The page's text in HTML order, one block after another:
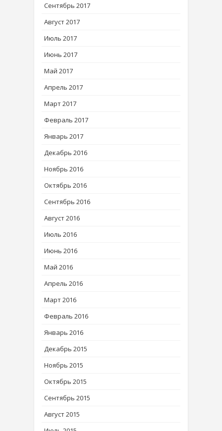
Сентябрь 2017
Август 2017
Июль 2017
Июнь 2017
Май 2017
Апрель 2017
Март 2017
Февраль 2017
Январь 2017
Декабрь 2016
Ноябрь 2016
Октябрь 2016
Сентябрь 2016
Август 2016
Июль 2016
Июнь 2016
Май 2016
Апрель 2016
Март 2016
Февраль 2016
Январь 2016
Декабрь 2015
Ноябрь 2015
Октябрь 2015
Сентябрь 2015
Август 2015